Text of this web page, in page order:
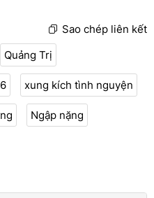
Sao chép liên kết
Quảng Trị
xung kích tình nguyện
Ngập nặng